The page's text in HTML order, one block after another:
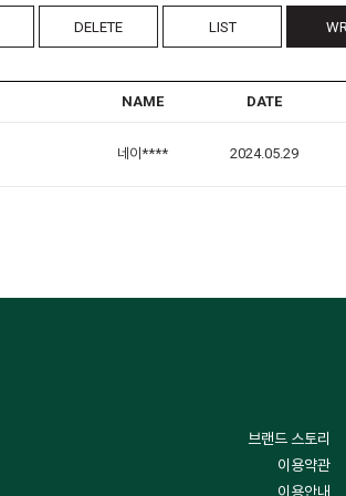
DELETE LIST
NAME DATE
네이**** 2024.05.29
브랜드 스토리
이용약관
이용안내